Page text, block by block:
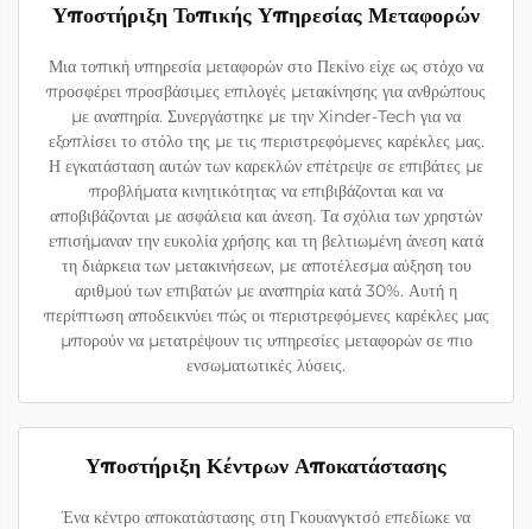
Υποστήριξη Τοπικής Υπηρεσίας Μεταφορών
Μια τοπική υπηρεσία μεταφορών στο Πεκίνο είχε ως στόχο να
προσφέρει προσβάσιμες επιλογές μετακίνησης για ανθρώπους
με αναπηρία. Συνεργάστηκε με την Xinder-Tech για να
εξοπλίσει το στόλο της με τις περιστρεφόμενες καρέκλες μας.
Η εγκατάσταση αυτών των καρεκλών επέτρεψε σε επιβάτες με
προβλήματα κινητικότητας να επιβιβάζονται και να
αποβιβάζονται με ασφάλεια και άνεση. Τα σχόλια των χρηστών
επισήμαναν την ευκολία χρήσης και τη βελτιωμένη άνεση κατά
τη διάρκεια των μετακινήσεων, με αποτέλεσμα αύξηση του
αριθμού των επιβατών με αναπηρία κατά 30%. Αυτή η
περίπτωση αποδεικνύει πώς οι περιστρεφόμενες καρέκλες μας
μπορούν να μετατρέψουν τις υπηρεσίες μεταφορών σε πιο
ενσωματωτικές λύσεις.
Υποστήριξη Κέντρων Αποκατάστασης
Ένα κέντρο αποκατάστασης στη Γκουανγκτσό επεδίωκε να